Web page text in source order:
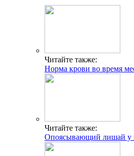
Читайте также:
Норма крови во время
Читайте также:
Опоясывающий лишай у